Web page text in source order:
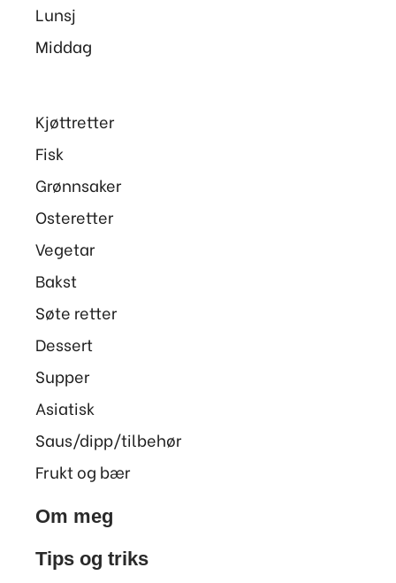
Lunsj
Middag
Kjøttretter
Fisk
Grønnsaker
Osteretter
Vegetar
Bakst
Søte retter
Dessert
Supper
Asiatisk
Saus/dipp/tilbehør
Frukt og bær
Om meg
Tips og triks